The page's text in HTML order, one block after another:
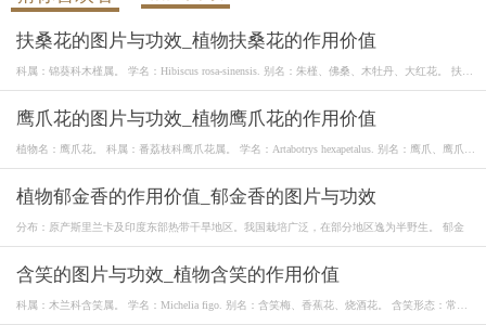
扶桑花的图片与功效_植物扶桑花的作用价值
科属：锦葵科木槿属。 学名：Hibiscus rosa-sinensis. 别名：朱槿、佛桑、木牡丹、大红花。 扶桑
鹰爪花的图片与功效_植物鹰爪花的作用价值
植物名：鹰爪花。 科属：番荔枝科鹰爪花属。 学名：Artabotrys hexapetalus. 别名：鹰爪、鹰爪
植物郁金香的作用价值_郁金香的图片与功效
分布：原产斯里兰卡及印度东部热带干旱地区。我国栽培广泛，在部分地区逸为半野生。 郁金
含笑的图片与功效_植物含笑的作用价值
科属：木兰科含笑属。 学名：Michelia figo. 别名：含笑梅、香蕉花、烧酒花。 含笑形态：常绿